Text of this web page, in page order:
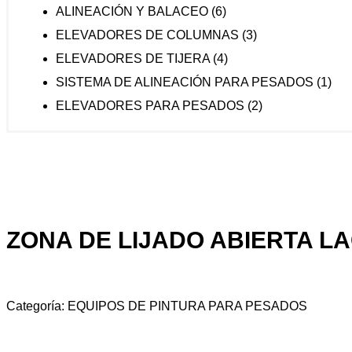
ALINEACIÓN Y BALACEO (6)
ELEVADORES DE COLUMNAS (3)
ELEVADORES DE TIJERA (4)
SISTEMA DE ALINEACIÓN PARA PESADOS (1)
ELEVADORES PARA PESADOS (2)
ZONA DE LIJADO ABIERTA
Categoría: EQUIPOS DE PINTURA PARA PESADOS